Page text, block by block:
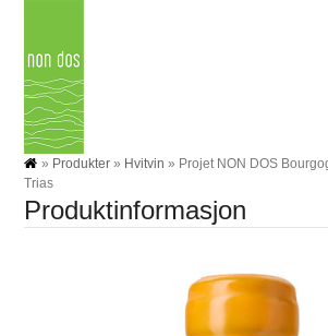
content
» Produkter » Hvitvin » Projet NON DOS
Trias
Produktinformasjon